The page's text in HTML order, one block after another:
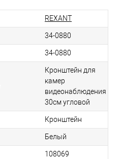
REXANT
34-0880
34-0880
Кронштейн для
камер
видеонаблюдения
30см угловой
Кронштейн
Белый
108069